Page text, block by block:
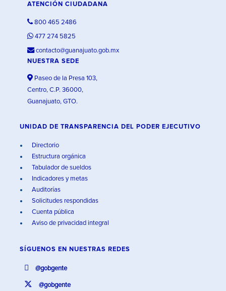
ATENCIÓN CIUDADANA
800 465 2486
477 274 5825
contacto@guanajuato.gob.mx
NUESTRA SEDE
Paseo de la Presa 103,
Centro, C.P. 36000,
Guanajuato, GTO.
UNIDAD DE TRANSPARENCIA DEL PODER EJECUTIVO
Directorio
Estructura orgánica
Tabulador de sueldos
Indicadores y metas
Auditorías
Solicitudes respondidas
Cuenta pública
Aviso de privacidad integral
SÍGUENOS EN NUESTRAS REDES
@gobgente
@gobgente